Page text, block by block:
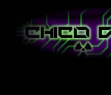
para
navegação
para